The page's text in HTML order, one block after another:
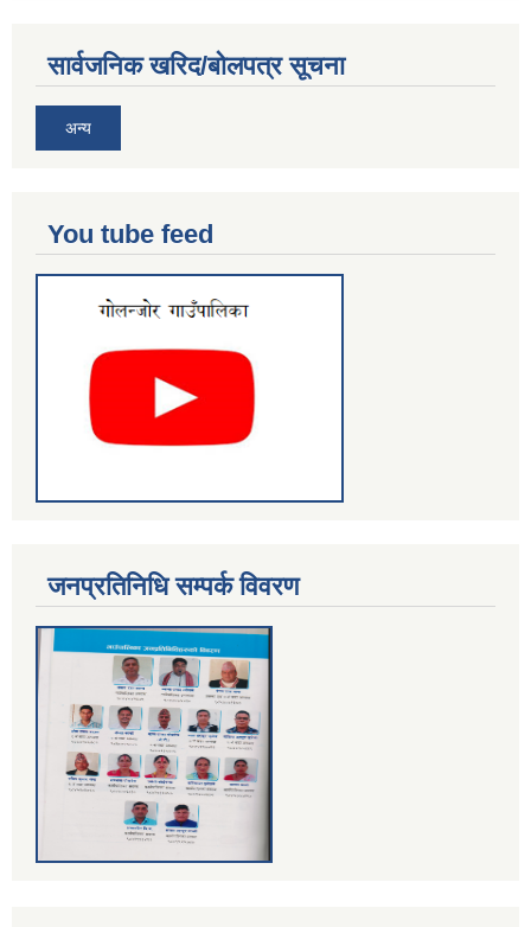
सार्वजनिक खरिद/बोलपत्र सूचना
अन्य
You tube feed
जनप्रतिनिधि सम्पर्क विवरण